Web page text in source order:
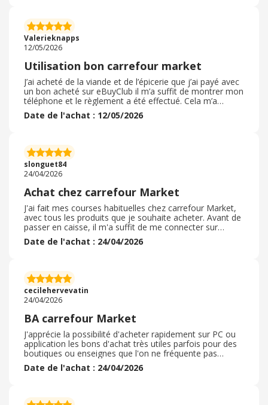
de carrefour France Que sa soit les carrefour city,
carrefour express etc.... Ou de convertir notre en bon
d'achat sans minimum
Valerieknapps
12/05/2026
Utilisation bon carrefour market
J’ai acheté de la viande et de l’épicerie que j’ai payé avec
un bon acheté sur eBuyClub il m’a suffit de montrer mon
téléphone et le règlement a été effectué. Cela m’a
permis de cagnotter tout en faisant mes achats
habituels. Je vais procéder ainsi pour tous mes achats
avec les autres sites . Carrefour market accepte sans
problème les règlements avec ce type de bon c’est
vraiment un super plan
Date de l'achat : 12/05/2026
slonguet84
24/04/2026
Achat chez carrefour Market
J'ai fait mes courses habituelles chez carrefour Market,
avec tous les produits que je souhaite acheter. Avant de
passer en caisse, il m'a suffit de me connecter sur
l'application ebuyclub et d'acheter une carte cadeau.
C'est assez simple il suffit de quelques clics puis de
automatiquement et immédiatement. Ensuite il suffit de
présenter le ou les bons cadeaux à l'hôte de caisse, qui
le scanne comme un bon d'achat.
Date de l'achat : 24/04/2026
cecilehervevatin
24/04/2026
BA carrefour Market
J'apprécie la possibilité d'acheter rapidement sur PC ou
application les bons d'achat très utiles parfois pour des
boutiques ou enseignes que l'on ne fréquente pas
forcément couramment mais au fil des voyages ou
séjours souvent dans des régions différentes et
possibles avec la carte fidélité que l'on ne dispose pas
Date de l'achat : 24/04/2026